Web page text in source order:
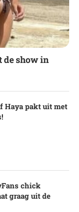
de show in
Haya pakt uit met
chick
graag uit de